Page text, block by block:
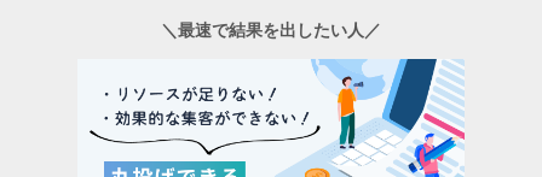
＼最速で結果を出したい人／